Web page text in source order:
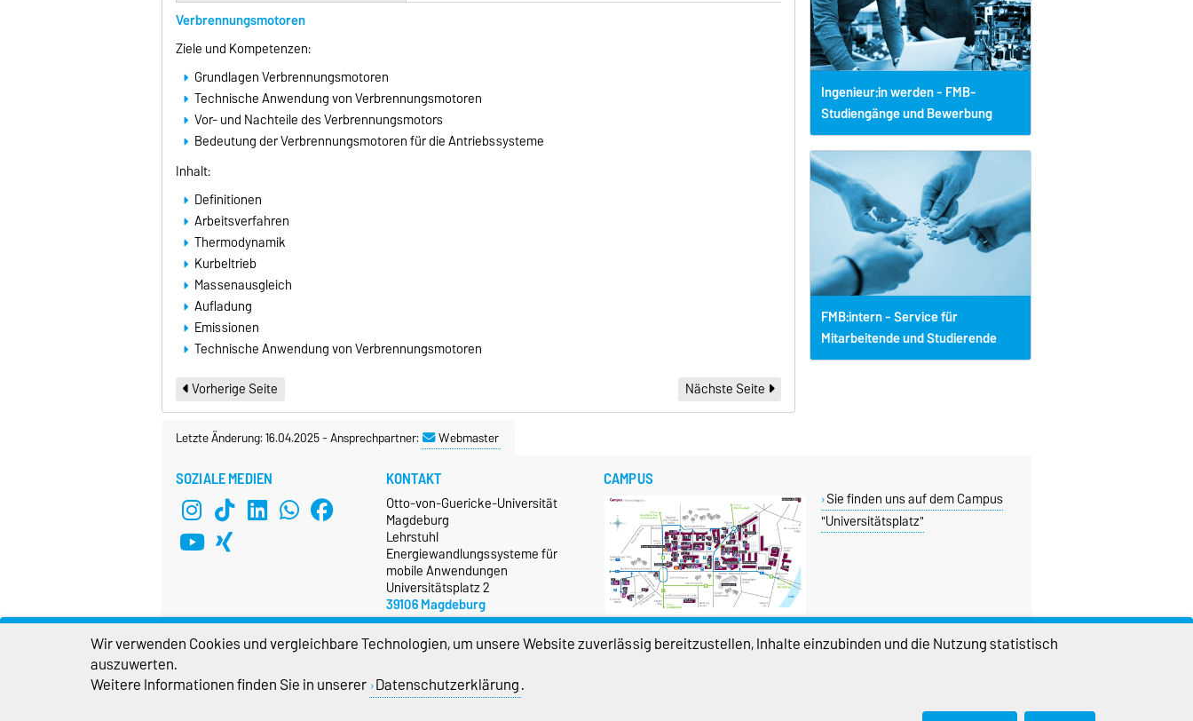
Verbrennungsmotoren
Ziele und Kompetenzen:
Grundlagen Verbrennungsmotoren
Technische Anwendung von Verbrennungsmotoren
Vor- und Nachteile des Verbrennungsmotors
Bedeutung der Verbrennungsmotoren für die Antriebssysteme
Inhalt:
Definitionen
Arbeitsverfahren
Thermodynamik
Kurbeltrieb
Massenausgleich
Aufladung
Emissionen
Technische Anwendung von Verbrennungsmotoren
Vorherige Seite
Nächste Seite
FMB:intern - Service für
Mitarbeitende und Studierende
Ingenieur:in werden - FMB-
Studiengänge und Bewerbung
Letzte Änderung: 16.04.2025-Ansprechpartner: Webmaster
SOZIALE MEDIEN KONTAKT
Otto-von-Guericke-Universität
Magdeburg
Lehrstuhl
Energiewandlungssysteme für
mobile Anwendungen
Universitätsplatz 2
39106 Magdeburg
+49 391 67-58714
mehr…
CAMPUS
Sie finden uns auf dem Campus
"Universitätsplatz"
Wir verwenden Cookies und vergleichbare Technologien, um unsere Website zuverlässig bereitzustellen, Inhalte einzubinden und die Nutzung statistisch
auszuwerten.
Weitere Informationen finden Sie in unserer Datenschutzerklärung.